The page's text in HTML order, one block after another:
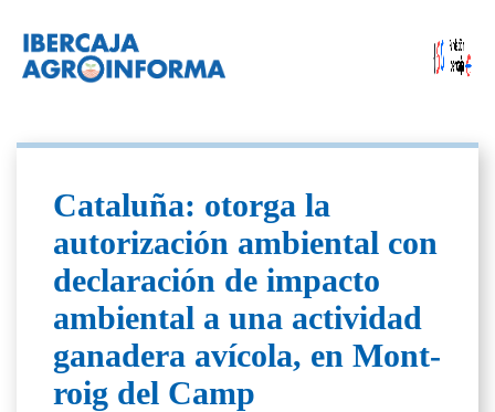
Cataluña: otorga la
autorización ambiental con
declaración de impacto
ambiental a una actividad
ganadera avícola, en Mont-
roig del Camp